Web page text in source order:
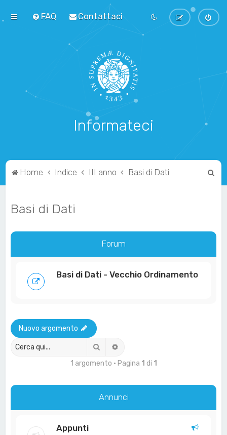
FAQ Contattaci
Informateci
Home Indice III anno Basi di Dati
Basi di Dati
Forum
Basi di Dati - Vecchio Ordinamento
Nuovo argomento
Cerca
1 argomento • Pagina 1 di 1
Annunci
Appunti